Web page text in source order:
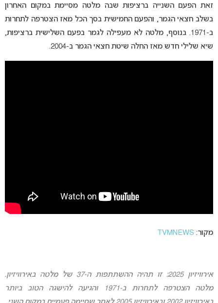
זאת הפעם השנייה ברציפות שבה מלטה מסיימת במקום האחרון
בשלב חצאי הגמר, והפעם החמישית בסך הכל מאז הצטרפה לתחרות
ב-1971. בנוסף, מלטה לא מעפילה לגמר בפעם השלישית ברציפות,
שיא שלילי חדש מאז החלה שיטת חצאי הגמר ב-2004.
מקור: TVMNEWS
אירוויזיון 2025: זו תהיה ההשתתפות ה-37 של מלטה באירוויזיון.
מלטה הצטרפה לתחרות ב-1971 והגיעה להישגה הטוב ביותר